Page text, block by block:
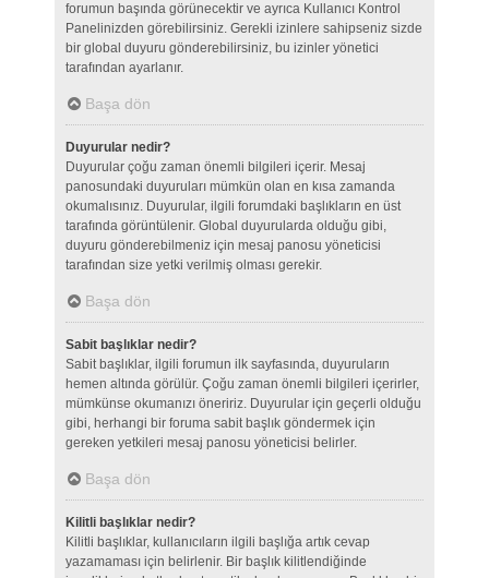
forumun başında görünecektir ve ayrıca Kullanıcı Kontrol
Panelinizden görebilirsiniz. Gerekli izinlere sahipseniz sizde
bir global duyuru gönderebilirsiniz, bu izinler yönetici
tarafından ayarlanır.
Başa dön
Duyurular nedir?
Duyurular çoğu zaman önemli bilgileri içerir. Mesaj
panosundaki duyuruları mümkün olan en kısa zamanda
okumalısınız. Duyurular, ilgili forumdaki başlıkların en üst
tarafında görüntülenir. Global duyurularda olduğu gibi,
duyuru gönderebilmeniz için mesaj panosu yöneticisi
tarafından size yetki verilmiş olması gerekir.
Başa dön
Sabit başlıklar nedir?
Sabit başlıklar, ilgili forumun ilk sayfasında, duyuruların
hemen altında görülür. Çoğu zaman önemli bilgileri içerirler,
mümkünse okumanızı öneririz. Duyurular için geçerli olduğu
gibi, herhangi bir foruma sabit başlık göndermek için
gereken yetkileri mesaj panosu yöneticisi belirler.
Başa dön
Kilitli başlıklar nedir?
Kilitli başlıklar, kullanıcıların ilgili başlığa artık cevap
yazamaması için belirlenir. Bir başlık kilitlendiğinde